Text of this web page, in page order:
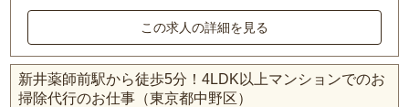
この求人の詳細を見る
新井薬師前駅から徒歩5分！4LDK以上マンションでのお
掃除代行のお仕事（東京都中野区）